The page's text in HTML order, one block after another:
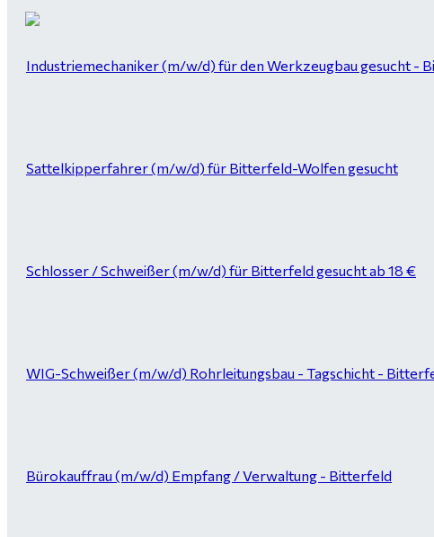
Industriemechaniker (m/w/d) für den Werkzeugbau gesucht -
Sattelkipperfahrer (m/w/d) für Bitterfeld-Wolfen gesucht
Schlosser / Schweißer (m/w/d) für Bitterfeld gesucht ab 18 €
WIG-Schweißer (m/w/d) Rohrleitungsbau - Tagschicht -
Bürokauffrau (m/w/d) Empfang / Verwaltung - Bitterfeld